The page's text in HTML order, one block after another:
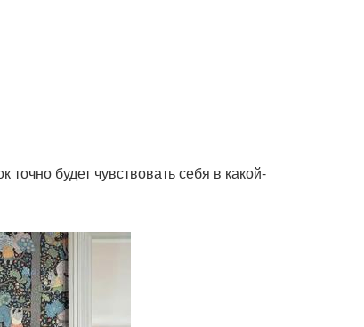
будет чувствовать себя в какой-